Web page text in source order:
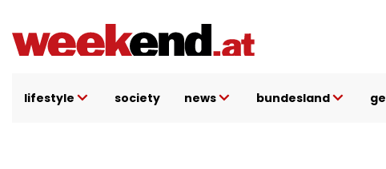
Inhalt
lifestyle society news bundesland